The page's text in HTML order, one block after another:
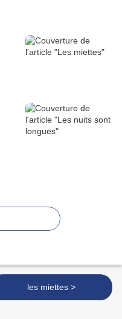
les miettes >